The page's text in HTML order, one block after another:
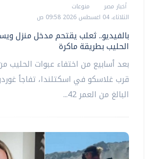
أخبار مصر
منوعات
الثلاثاء، 04 اغسطس 2026 09:58 ص
بالفيديو.. ثعلب يقتحم مدخل منزل
الحليب بطريقة ماكرة
بعد أسابيع من اختفاء عبوات الحليب
قرب غلاسكو في اسكتلندا، تفاجأ
البالغ من العمر 42...